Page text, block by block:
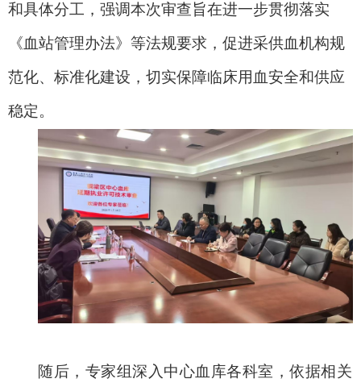
和具体分工，强调本次审查旨在进一步贯彻落实
《血站管理办法》等法规要求，促进采供血机构规
范化、标准化建设，切实保障临床用血安全和供应
稳定。
随后，专家组深入中心血库各科室 ，依据相关